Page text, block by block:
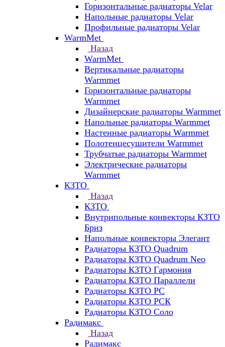
Горизонтальные радиаторы Velar
Напольные радиаторы Velar
Профильные радиаторы Velar
WarmMet
Назад
WarmMet
Вертикальные радиаторы
Warmmet
Горизонтальные радиаторы
Warmmet
Дизайнерские радиаторы Warmmet
Напольные радиаторы Warmmet
Настенные радиаторы Warmmet
Полотенцесушители Warmmet
Трубчатые радиаторы Warmmet
Электрические радиаторы
Warmmet
КЗТО
Назад
КЗТО
Внутрипольные конвекторы КЗТО
Бриз
Напольные конвекторы Элегант
Радиаторы КЗТО Quadrum
Радиаторы КЗТО Quadrum Neo
Радиаторы КЗТО Гармония
Радиаторы КЗТО Параллели
Радиаторы КЗТО РС
Радиаторы КЗТО РСК
Радиаторы КЗТО Соло
Радимакс
Назад
Радимакс